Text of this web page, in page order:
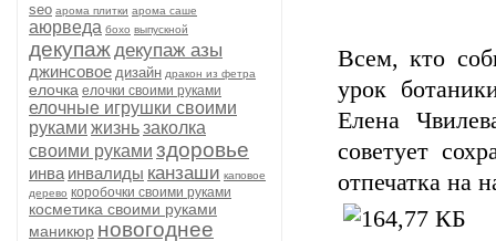
seo арома плитки арома саше
аюрведа бохо выпускной
декупаждекупаж азы
джинсовое дизайн дракон из фетра
елочка елочки своими руками
елочные игрушки своими
руками жизньзаколка
своими руками здоровье
инва инвалиды канзаши каповое
дерево коробочки своими руками
косметика своими руками
маникюр новогоднее
Всем, кто
урок
Елена
советует
отпечатка на